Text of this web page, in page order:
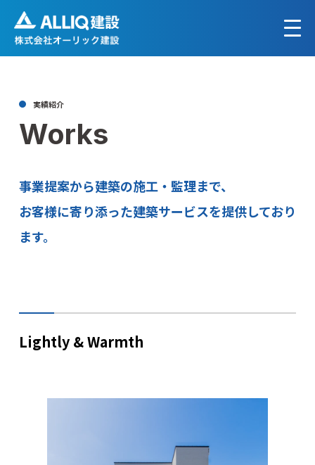
実績紹介
Works
事業提案から建築の施工・監理まで、
お客様に寄り添った建築サービスを提供しており
ます。
Lightly & Warmth